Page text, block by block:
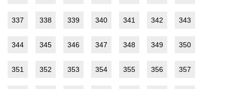
337 338 339 340 341 342 343
344 345 346 347 348 349 350
351 352 353 354 355 356 357